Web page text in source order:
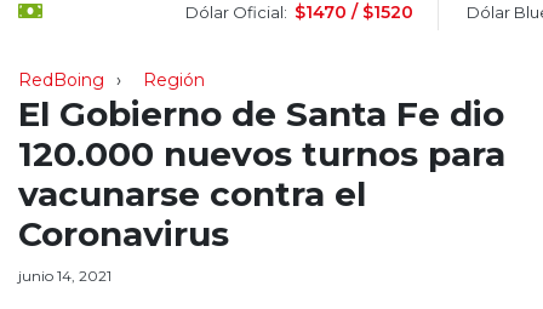
Dólar Oficial: $1470 / $1520 Dólar Blue:
RedBoing Región
El Gobierno de Santa Fe dio
120.000 nuevos turnos para
vacunarse contra el
Coronavirus
junio 14, 2021